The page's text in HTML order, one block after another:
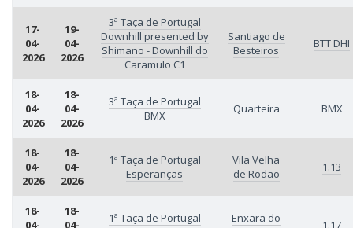
17-
04-
2026
19-
04-
2026
3ª Taça de Portugal
Downhill presented by
Shimano - Downhill do
Caramulo C1
Santiago de
Besteiros
BTT DHI
18-
04-
2026
18-
04-
2026
3ª Taça de Portugal
BMX
Quarteira BMX
18-
04-
2026
18-
04-
2026
1ª Taça de Portugal
Esperanças
Vila Velha
de Rodão
1.13
18-
04-
18-
04-
1ª Taça de Portugal
Enxara do
1.17